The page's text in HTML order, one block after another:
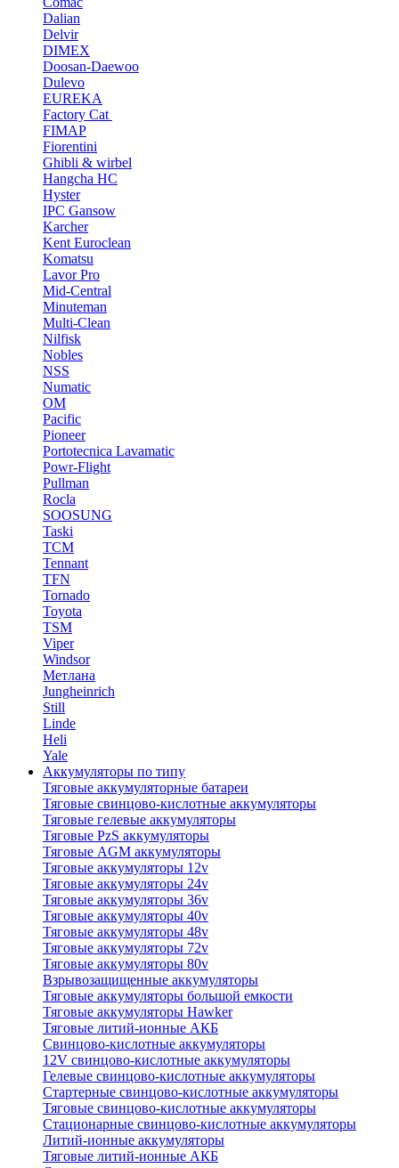
Dalian
Delvir
DIMEX
Doosan-Daewoo
Dulevo
EUREKA
Factory Cat
FIMAP
Fiorentini
Ghibli & wirbel
Hangcha HC
Hyster
IPC Gansow
Karcher
Kent Euroclean
Komatsu
Lavor Pro
Mid-Central
Minuteman
Multi-Clean
Nilfisk
Nobles
NSS
Numatic
OM
Pacific
Pioneer
Portotecnica Lavamatic
Powr-Flight
Pullman
Rocla
SOOSUNG
Taski
TCM
Tennant
TFN
Tornado
Toyota
TSM
Viper
Windsor
Метлана
Jungheinrich
Still
Linde
Heli
Yale
Аккумуляторы по типу
Тяговые аккумуляторные батареи
Тяговые свинцово-кислотные аккумуляторы
Тяговые гелевые аккумуляторы
Тяговые PzS аккумуляторы
Тяговые AGM аккумуляторы
Тяговые аккумуляторы 12v
Тяговые аккумуляторы 24v
Тяговые аккумуляторы 36v
Тяговые аккумуляторы 40v
Тяговые аккумуляторы 48v
Тяговые аккумуляторы 72v
Тяговые аккумуляторы 80v
Взрывозащищенные аккумуляторы
Тяговые аккумуляторы большой емкости
Тяговые аккумуляторы Hawker
Тяговые литий-ионные АКБ
Свинцово-кислотные аккумуляторы
12V свинцово-кислотные аккумуляторы
Гелевые свинцово-кислотные аккумуляторы
Стартерные свинцово-кислотные аккумуляторы
Тяговые свинцово-кислотные аккумуляторы
Стационарные свинцово-кислотные аккумуляторы
Литий-ионные аккумуляторы
Тяговые литий-ионные АКБ